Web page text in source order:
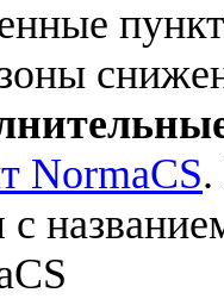
NormaCS
с